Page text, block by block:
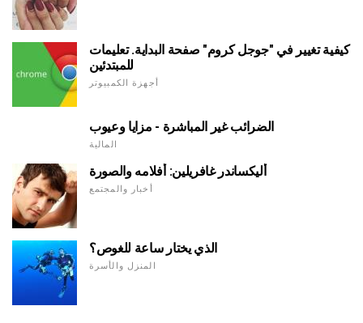
كيفية تغيير في "جوجل كروم" صفحة البداية. تعليمات
للمبتدئين
أجهزة الكمبيوتر
الضرائب غير المباشرة - مزايا وعيوب
المالية
أليكساندر غافريلين: أفلامه والصورة
أخبار والمجتمع
الذي يختار ساعة للغوص؟
المنزل والأسرة